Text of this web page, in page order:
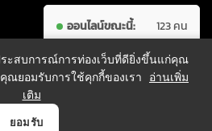
ออนไลน์ขณะนี้:
123 คน
ทั้งหมด:
7,643,900
คน
ะสบการณ์การท่องเว็บที่ดียิ่งขึ้นแก่คุณ
ณยอมรับการใช้คุกกี้ของเรา
อ่านเพิ่ม
เติม
ยอมรับ